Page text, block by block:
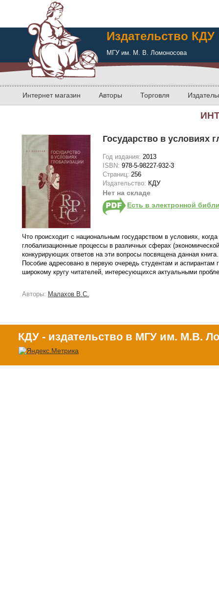
Издательство КДУ
МГУ им. М. В. Ломоносова
Интернет магазин Авторы Торговля
Государство в условиях
Год издания: 2013
ISBN: 978-5-98227-932-3
Страниц: 256
Издательство: КДУ
Нет на складе
Есть в электронной
Что происходит с национальным государством в условиях,
глобализационные процессы в различных сферах
конкурирующих ответов на эти вопросы посвящена данная книга.
Пособие адресовано в первую очередь студентам и аспирантам
широкому кругу читателей, интересующихся актуальными
Авторы: Малахов В.С.
КДУ - издательство в МГУ им. М.В.